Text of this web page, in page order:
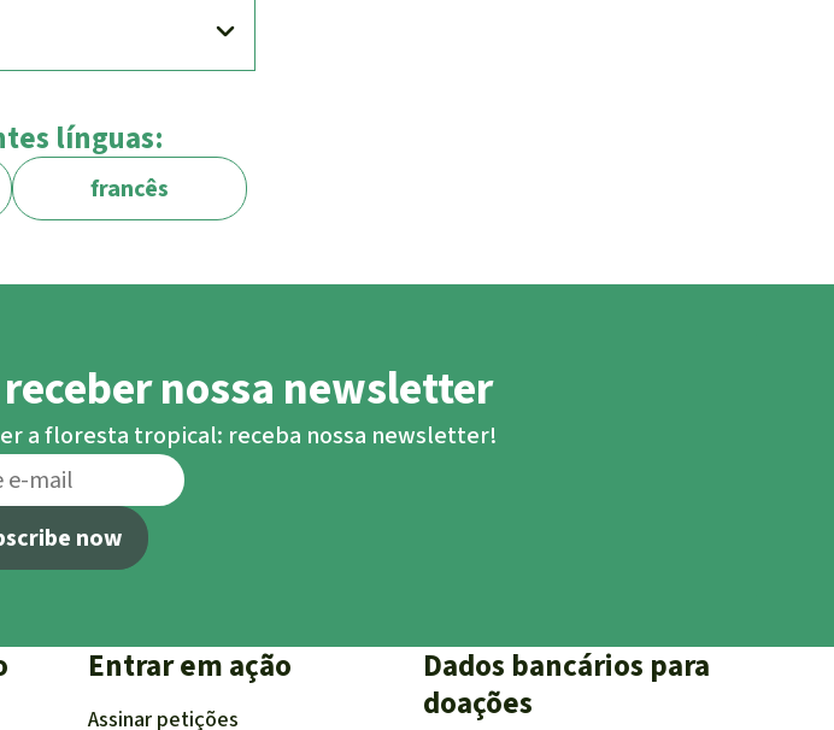
línguas:
francês
nossa newsletter
a floresta tropical: receba nossa newsletter!
now
Entrar em ação
Assinar petições
Dados bancários para
doações